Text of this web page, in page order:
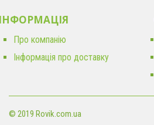
Про компанію
Інформація про доставку
© 2019 Rovik.com.ua